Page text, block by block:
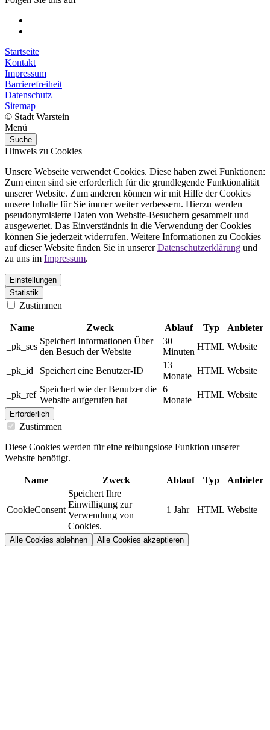
Startseite
Kontakt
Impressum
Barrierefreiheit
Datenschutz
Sitemap
© Stadt Warstein
Menü
Suche
Hinweis zu Cookies
Unsere Webseite verwendet Cookies. Diese haben zwei Funktionen:
Zum einen sind sie erforderlich für die grundlegende Funktionalität
unserer Website. Zum anderen können wir mit Hilfe der Cookies
unsere Inhalte für Sie immer weiter verbessern. Hierzu werden
pseudonymisierte Daten von Website-Besuchern gesammelt und
ausgewertet. Das Einverständnis in die Verwendung der Cookies
können Sie jederzeit widerrufen. Weitere Informationen zu Cookies
auf dieser Website finden Sie in unsererDatenschutzerklärung und
zu uns im Impressum.
Einstellungen
Statistik
Zustimmen
Name Zweck Ablauf Typ
Anbieter
_pk_ses
Speichert Informationen Über
den Besuch der Website
30
Minuten
HTML Website
_pk_id Speichert eine Benutzer-ID
13
Monate
HTML Website
_pk_ref
Speichert wie der Benutzer die
Website aufgerufen hat
6
Monate
HTML Website
Erforderlich
Zustimmen
Diese Cookies werden für eine reibungslose Funktion unserer
Website benötigt.
Name Zweck Ablauf Typ Anbieter
CookieConsent
Speichert Ihre
Einwilligung zur
Verwendung von
Cookies.
1 Jahr HTML Website
Alle Cookies ablehnen Alle Cookies akzeptieren